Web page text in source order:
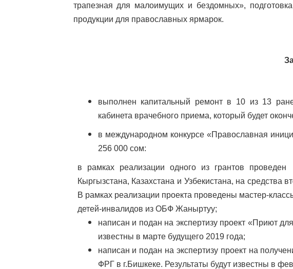
трапезная для малоимущих и бездомных»,
продукции для православных ярмарок.
выполнен капитальный ремонт в 10 из 13
кабинета врачебного приема, который будет
в международном конкурсе «Православная
256 000 сом:
в рамках реализации одного из грантов проведен
Кыргызстана, Казахстана и Узбекистана, на средства
В рамках реализации проекта проведены мастер-
детей-инвалидов из ОБФ Жаныртуу;
написан и подан на экспертизу проект «Приют
известны в марте будущего 2019 года;
написан и подан на экспертизу проект на
ФРГ в г.Бишкеке. Результаты будут известны в